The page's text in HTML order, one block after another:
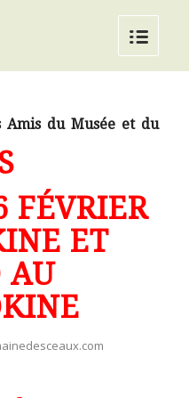
Amis du Musée et du
FÉVRIER
ET
AU